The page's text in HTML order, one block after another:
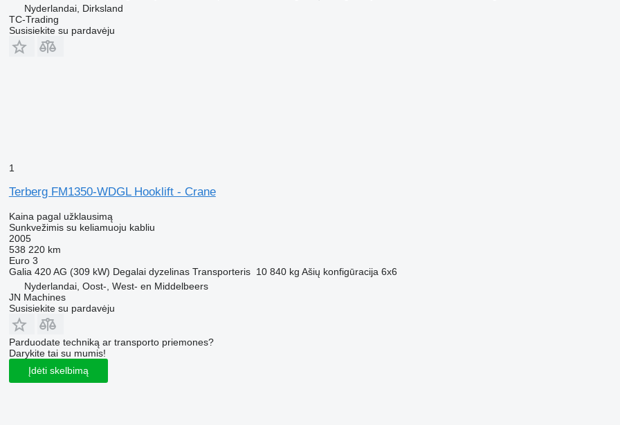
Nyderlandai, Dirksland
TC-Trading
Susisiekite su pardavėju
1
Terberg FM1350-WDGL Hooklift - Crane
Kaina pagal užklausimą
Sunkvežimis su keliamuoju kabliu
2005
538 220 km
Euro 3
Galia 420 AG (309 kW) Degalai dyzelinas Transporteris 10 840 kg Ašių konfigūracija 6x6
Nyderlandai, Oost-, West- en Middelbeers
JN Machines
Susisiekite su pardavėju
Parduodate techniką ar transporto priemones?
Darykite tai su mumis!
Įdėti skelbimą